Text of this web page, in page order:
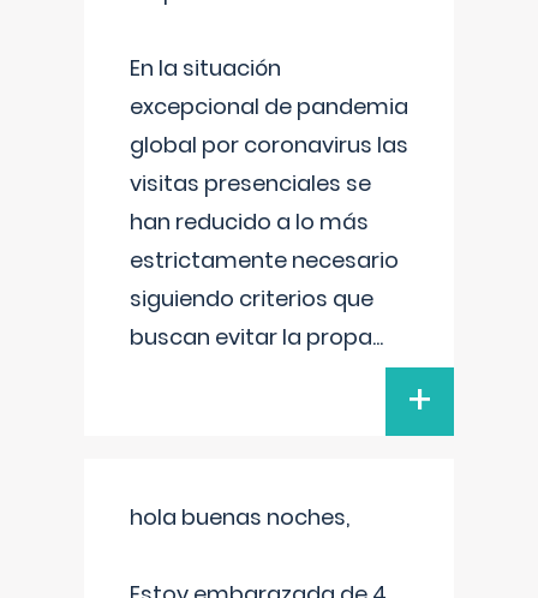
En la situación
excepcional de pandemia
global por coronavirus las
visitas presenciales se
han reducido a lo más
estrictamente necesario
siguiendo criterios que
buscan evitar la propa...
+
hola buenas noches,